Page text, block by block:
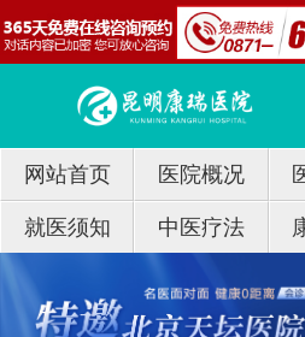
网站首页 医院概况
就医须知 中医疗法